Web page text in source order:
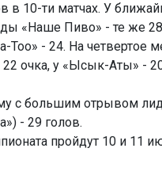
в 10-ти матчах. У
«Наше Пиво» - те же
Тоо» - 24. На четвертое
очка, у «Ысык-Аты» -
с большим отрывом
- 29 голов.
пройдут 10 и 11